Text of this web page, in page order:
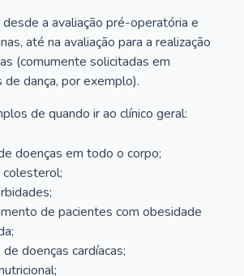
a avaliação pré-operatória e
até na avaliação para a realização
(comumente solicitadas em
de dança, por exemplo).
de quando ir ao clínico geral:
doenças em todo o corpo;
de pacientes com obesidade
doenças cardíacas;